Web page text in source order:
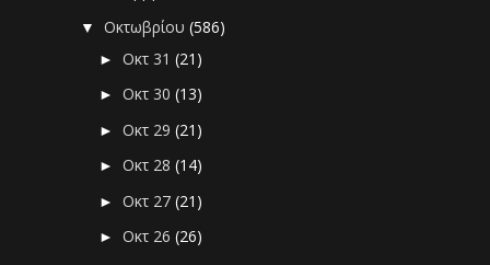
▼Οκτωβρίου(586)
►Οκτ 31(21)
►Οκτ 30(13)
►Οκτ 29(21)
►Οκτ 28(14)
►Οκτ 27(21)
►Οκτ 26(26)